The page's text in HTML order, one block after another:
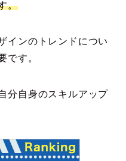
。
インのトレンドについ
です。
分自身のスキルアップ